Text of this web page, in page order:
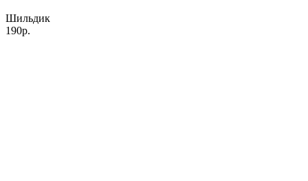
Шильдик
190р.